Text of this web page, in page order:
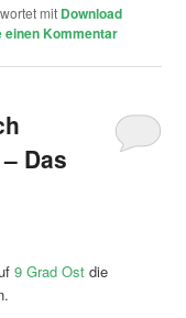
mit Download
einen Kommentar
Das
9 Grad Ost die